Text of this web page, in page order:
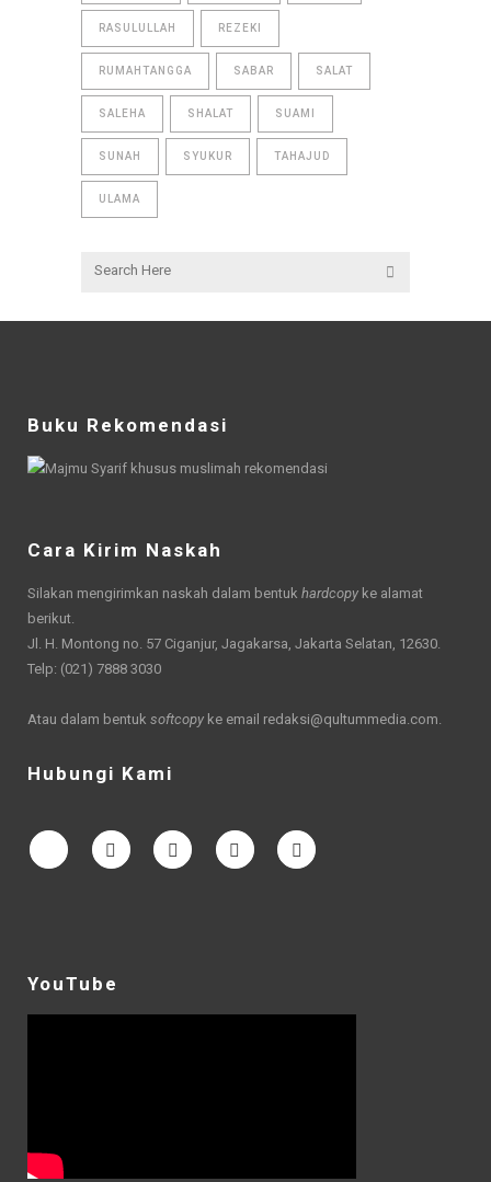
RASULULLAH REZEKI
RUMAHTANGGA SABAR SALAT
SALEHA SHALAT SUAMI
SUNAH SYUKUR TAHAJUD
ULAMA
Buku Rekomendasi
Cara Kirim Naskah
Silakan mengirimkan naskah dalam bentuk hardcopy ke alamat
berikut.
Jl. H. Montong no. 57 Ciganjur, Jagakarsa, Jakarta Selatan, 12630.
Telp: (021) 7888 3030
Atau dalam bentuk softcopy ke email redaksi@qultummedia.com.
Hubungi Kami
YouTube